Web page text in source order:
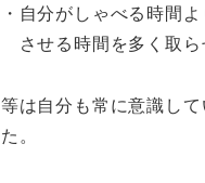
・自分がしゃべる時間
させる時間を多く取ら
等は自分も常に意識し
た。